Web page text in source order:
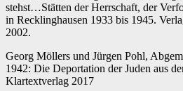
stehst…Stätten der Herrschaft, der
in Recklinghausen 1933 bis 1945.
2002.
Georg Möllers und Jürgen Pohl,
1942: Die Deportation der Juden aus
Klartextverlag 2017